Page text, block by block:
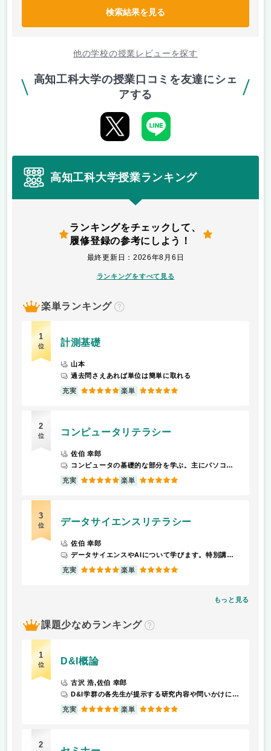
検索結果を見る
他の学校の授業レビューを探す
高知工科大学の授業口コミを友達にシェ
アする
高知工科大学授業ランキング
ランキングをチェックして、
履修登録の参考にしよう！
最終更新日：2026年8月6日
ランキングをすべて見る
楽単ランキング
？
1
位 計測基礎
山本
過去問さえあれば単位は簡単に取れる
充実 5 楽単 5
2
位 コンピュータリテラシー
佐伯 幸郎
コンピュータの基礎的な部分を学ぶ。主にパソコン使うので、毎回持ってくる。メールの書き方やマナー、パソコンを使っていく上での注意点などを学ぶ。
充実 5 楽単 5
3
位 データサイエンスリテラシー
佐伯 幸郎
データサイエンスやAIについて学びます。特別講師を招いた講演もあり、内容はとても充実しています。
充実 5 楽単 5
もっと見る
課題少なめランキング
？
1
位 D&I概論
古沢 浩,佐伯 幸郎
D&I学群の各先生が提示する研究内容や問いかけに対して、自分たちで調べて発表する。幅広い分野(IT、社会、科学技術などについて自分たちの意見や考え、解決策などをパワポにまとめて発表する。グループワークが中心である。
充実 5 楽単 5
2